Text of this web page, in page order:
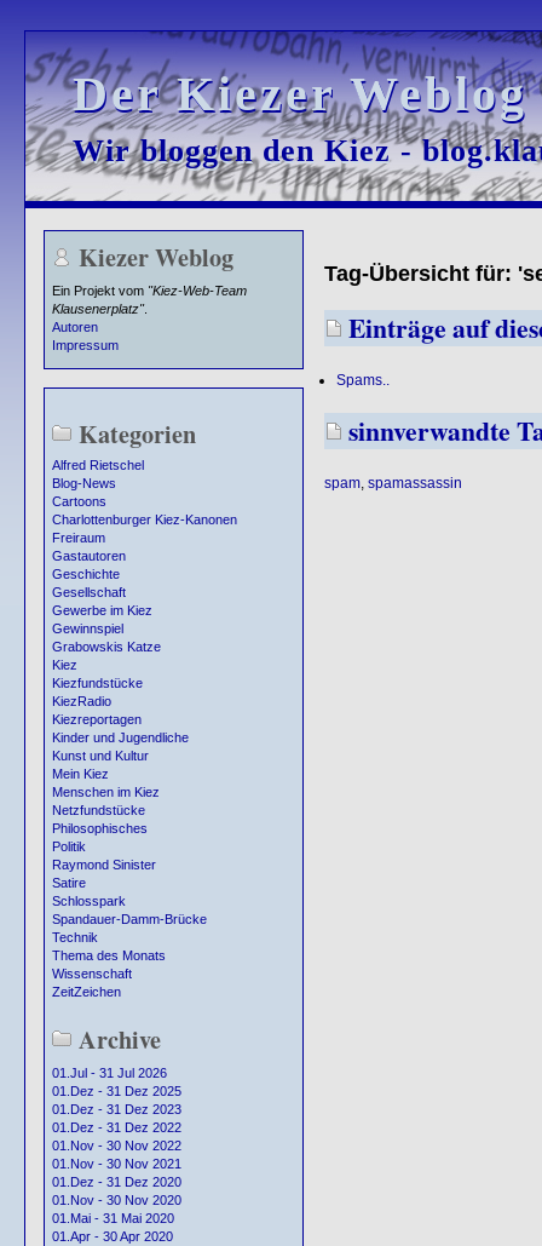
Der Kiezer
Der Kiezer
Wir bloggen den Kiez -
Wir bloggen den Kiez -
Kiezer Weblog
Ein Projekt vom "Kiez-Web-Team
Klausenerplatz".
Autoren
Impressum
Kategorien
Alfred Rietschel
Blog-News
Cartoons
Charlottenburger Kiez-Kanonen
Freiraum
Gastautoren
Geschichte
Gesellschaft
Gewerbe im Kiez
Gewinnspiel
Grabowskis Katze
Kiez
Kiezfundstücke
KiezRadio
Kiezreportagen
Kinder und Jugendliche
Kunst und Kultur
Mein Kiez
Menschen im Kiez
Netzfundstücke
Philosophisches
Politik
Raymond Sinister
Satire
Schlosspark
Spandauer-Damm-Brücke
Technik
Thema des Monats
Wissenschaft
ZeitZeichen
Archive
01.Jul - 31 Jul 2026
01.Dez - 31 Dez 2025
01.Dez - 31 Dez 2023
01.Dez - 31 Dez 2022
01.Nov - 30 Nov 2022
01.Nov - 30 Nov 2021
01.Dez - 31 Dez 2020
01.Nov - 30 Nov 2020
01.Mai - 31 Mai 2020
01.Apr - 30 Apr 2020
Tag-Übersicht für:
Einträge auf
Spams..
sinnverwandte
spam, spamassassin